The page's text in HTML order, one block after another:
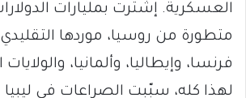
العسكرية. إشترت بمليارات
متطورة من روسيا، موردها
فرنسا، وإيطاليا، وألمانيا،
لهذا كله، سبّبت الصراعات في ليبيا